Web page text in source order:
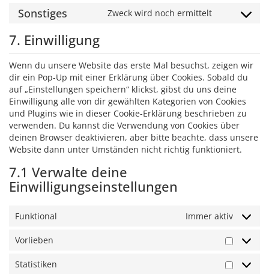
Sonstiges Zweck wird noch ermittelt
Consent
sonstiges
7. Einwilligung
Wenn du unsere Website das erste Mal besuchst, zeigen wir
dir ein Pop-Up mit einer Erklärung über Cookies. Sobald du
auf „Einstellungen speichern“ klickst, gibst du uns deine
Einwilligung alle von dir gewählten Kategorien von Cookies
und Plugins wie in dieser Cookie-Erklärung beschrieben zu
verwenden. Du kannst die Verwendung von Cookies über
deinen Browser deaktivieren, aber bitte beachte, dass unsere
Website dann unter Umständen nicht richtig funktioniert.
7.1 Verwalte deine
Einwilligungseinstellungen
Funktional Immer aktiv
Vorlieben
Statistiken